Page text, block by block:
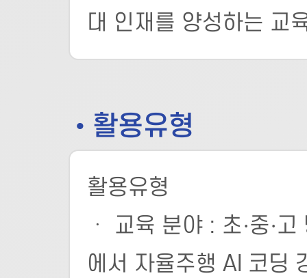
대 인재를 양성하는 교
• 활용유형
활용유형
ㆍ 교육 분야 : 초·중·
에서 자율주행 AI 코딩